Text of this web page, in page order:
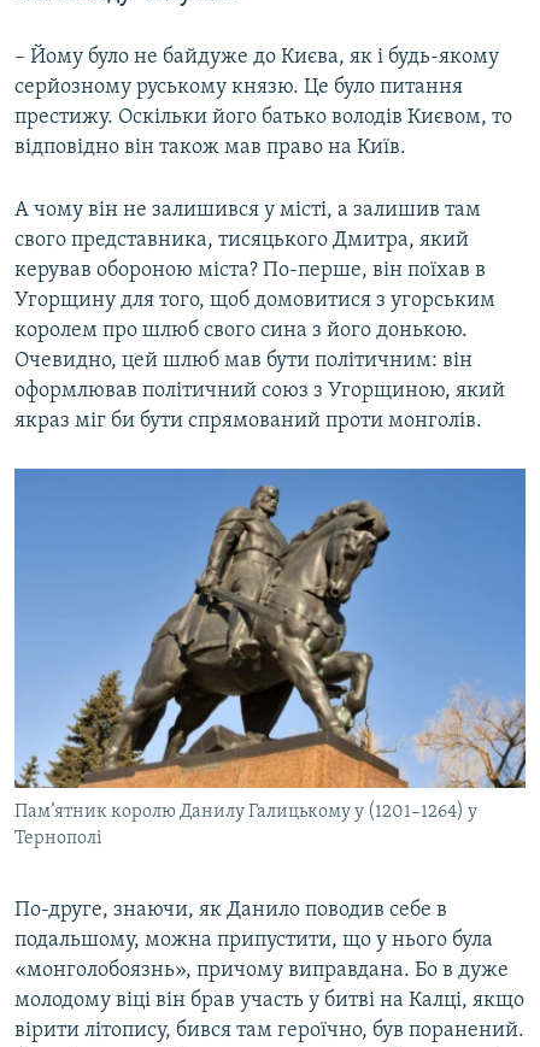
– Йому було не байдуже до Києва, як і будь-якому
серйозному руському князю. Це було питання
престижу. Оскільки його батько володів Києвом, то
відповідно він також мав право на Київ.
А чому він не залишився у місті, а залишив там
свого представника, тисяцького Дмитра, який
керував обороною міста? По-перше, він поїхав в
Угорщину для того, щоб домовитися з угорським
королем про шлюб свого сина з його донькою.
Очевидно, цей шлюб мав бути політичним: він
оформлював політичний союз з Угорщиною, який
якраз міг би бути спрямований проти монголів.
Пам’ятник королю Данилу Галицькому у (1201–1264) у
Тернополі
По-друге, знаючи, як Данило поводив себе в
подальшому, можна припустити, що у нього була
«монголобоязнь», причому виправдана. Бо в дуже
молодому віці він брав участь у битві на Калці, якщо
вірити літопису, бився там героїчно, був поранений.